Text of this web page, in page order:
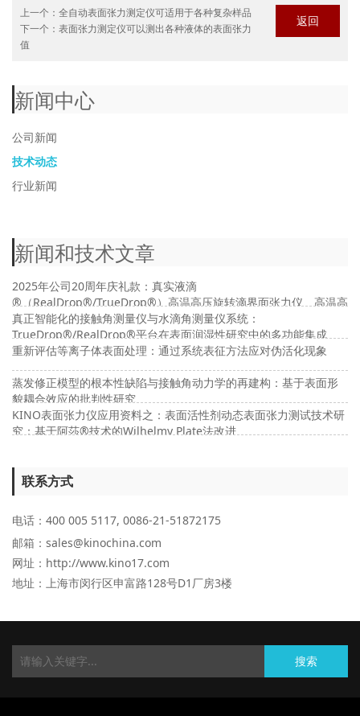
上一个： 全自动表面张力测定仪可适用于各种复杂样品
下一个： 表面张力测定仪可以测出各种液体的表面张力
值
返回
新闻中心
公司新闻
技术动态
行业新闻
新闻和技术文章
2025年公司20周年庆礼款：真实液滴
®（RealDrop®/TrueDrop®）高温高压旋转滴界面张力仪、高温高
压接触角及高温高压界面流变仪
真正智能化的接触角测量仪与水滴角测量仪系统：
TrueDrop®/RealDrop®平台在表面润湿性研究中的多功能集成
重新评估等离子体表面处理：通过系统表征方法应对伪活化现象
蒸发修正模型的根本性缺陷与接触角动力学的再建构：基于表面形
貌耦合效应的批判性研究
KINO表面张力仪应用资料之：表面活性剂动态表面张力测试技术研
究：基于阿莎®技术的Wilhelmy Plate法改进
联系方式
电话：400 005 5117, 0086-21-51872175
邮箱：sales@kinochina.com
网址：http://www.kino17.com
地址 ：上海市闵行区申富路128号D1厂房3楼
搜索